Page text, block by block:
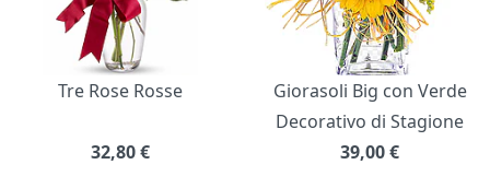
Tre Rose Rosse
32,80€
Giorasoli Big con Verde
Decorativo di Stagione
39,00€